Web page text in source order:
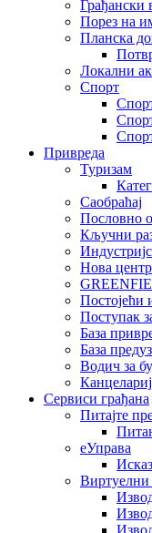
Грађански
Порез на
Планска
Локални
Спорт
Привреда
Туризам
Саобраћај
Пословно
Кључни
Нова
Постојећи
Поступак
База
База
Водич за
Сервиси грађана
Питајте
еУправа
Виртуелни